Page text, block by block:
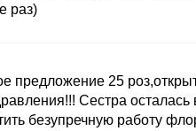
раз)
предложение 25
Сестра осталась
безупречную работу